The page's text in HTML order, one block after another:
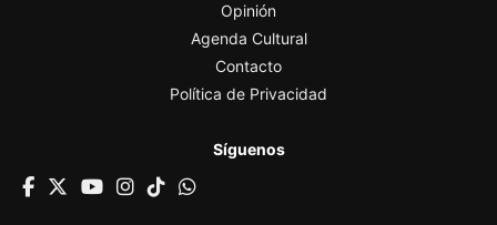
Opinión
Agenda Cultural
Contacto
Política de Privacidad
Síguenos